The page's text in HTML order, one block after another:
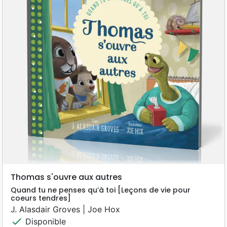
Thomas s'ouvre aux autres
Quand tu ne penses qu’à toi [Leçons de vie pour
coeurs tendres]
J. Alasdair Groves | Joe Hox
check Disponible